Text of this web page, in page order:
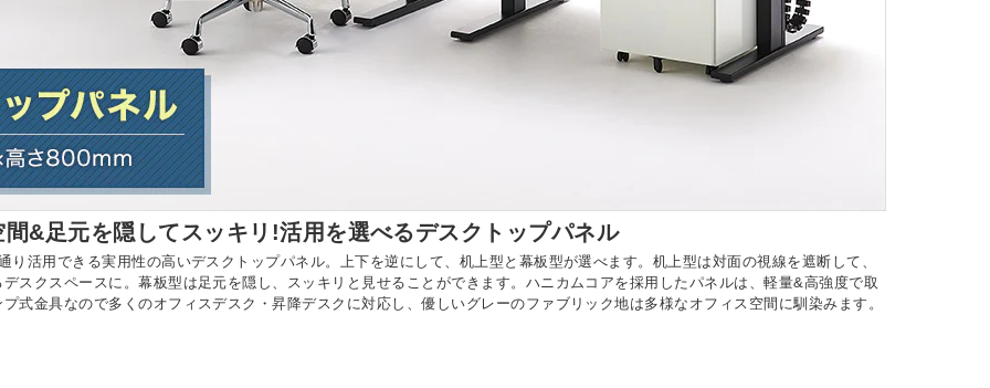
&足元を隠してスッキリ!活用を選べるデスクトップパネル
り活用できる実用性の高いデスクトップパネル。上下を逆にして、机上型と幕板型が選べます。机上型は対面の視線を遮断して、
スクスペースに。幕板型は足元を隠し、スッキリと見せることができます。ハニカムコアを採用したパネルは、軽量&高強度で取
式金具なので多くのオフィスデスク・昇降デスクに対応し、優しいグレーのファブリック地は多様なオフィス空間に馴染みます。